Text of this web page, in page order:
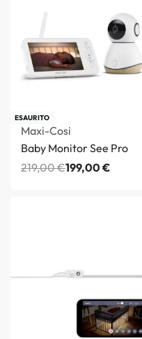
-9% OFF
ESAURITO
Maxi-Cosi
Baby Monitor See Pro
219,00€199,00€